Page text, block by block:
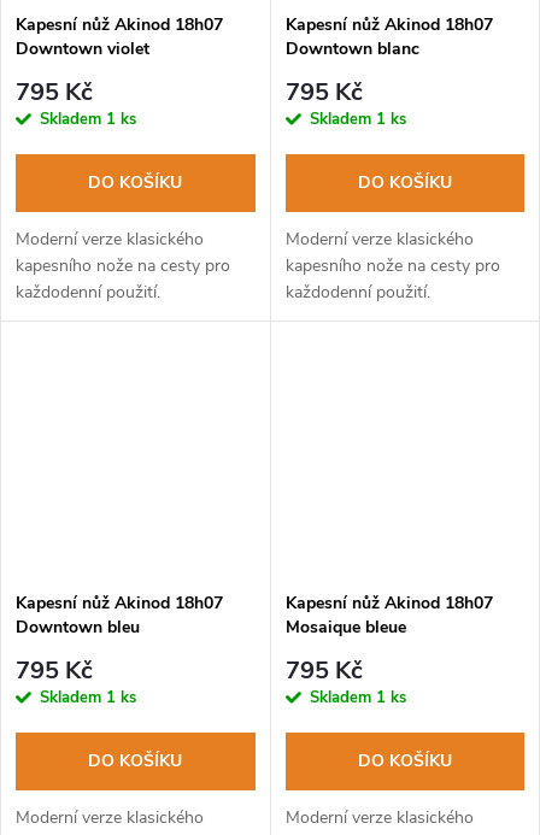
Kapesní nůž Akinod 18h07
Downtown violet
795 Kč
Skladem 1 ks
DO KOŠÍKU
Moderní verze klasického
kapesního nože na cesty pro
každodenní použití.
Kapesní nůž Akinod 18h07
Downtown blanc
795 Kč
Skladem 1 ks
DO KOŠÍKU
Moderní verze klasického
kapesního nože na cesty pro
každodenní použití.
Kapesní nůž Akinod 18h07
Downtown bleu
795 Kč
Skladem 1 ks
DO KOŠÍKU
Moderní verze klasického
Kapesní nůž Akinod 18h07
Mosaique bleue
795 Kč
Skladem 1 ks
DO KOŠÍKU
Moderní verze klasického